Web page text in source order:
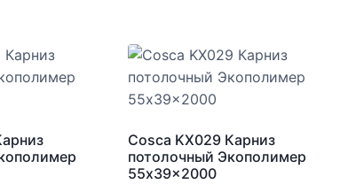
Cosca KX029 Карниз
потолочный Экополимер
55x39x2000